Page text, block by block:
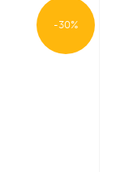
-30%